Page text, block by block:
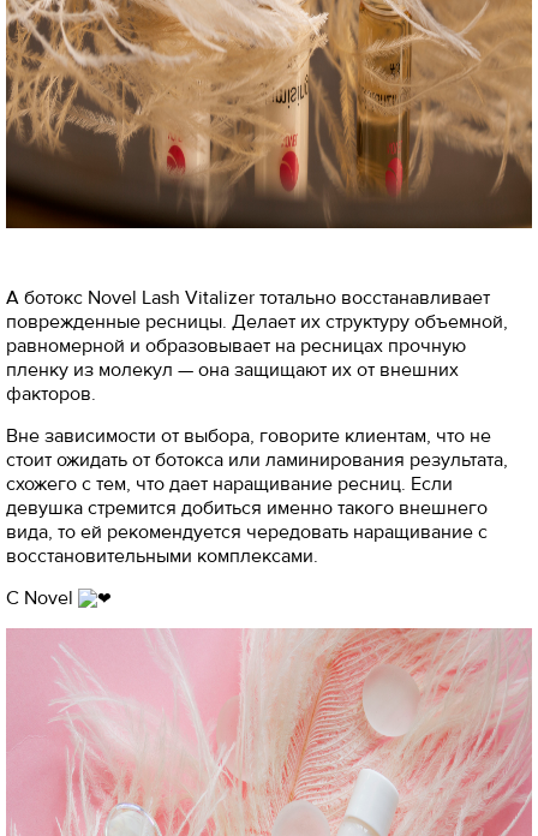
А ботокс Novel Lash Vitalizer тотально восстанавливает
поврежденные ресницы. Делает их структуру объемной,
равномерной и образовывает на ресницах прочную
пленку из молекул — она защищают их от внешних
факторов.
Вне зависимости от выбора, говорите клиентам, что не
стоит ожидать от ботокса или ламинирования результата,
схожего с тем, что дает наращивание ресниц. Если
девушка стремится добиться именно такого внешнего
вида, то ей рекомендуется чередовать наращивание с
восстановительными комплексами.
С Novel